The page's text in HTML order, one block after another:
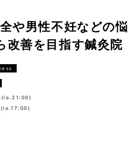
や男性不妊などの
改善を目指す鍼灸院